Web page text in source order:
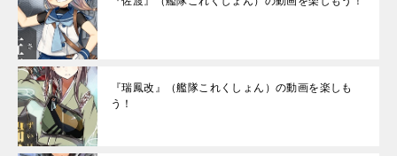
『瑞鳳改』（艦隊これくしょん）の動画を楽しも
う！